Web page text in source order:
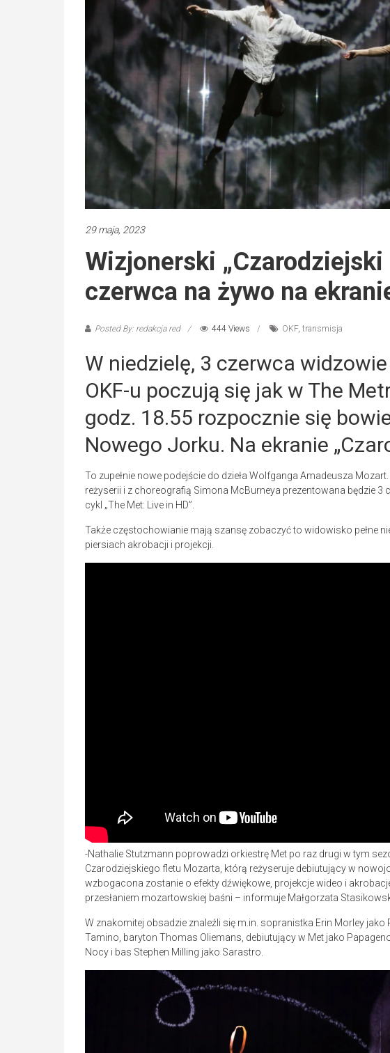
29 maja, 2023
Wizjonerski „Czarodziejski
czerwca na żywo na
Posted By: redakcja red 444 Views OKF, transmisja
W niedzielę, 3 czerwca
OKF-u poczują się jak w The
godz. 18.55 rozpocznie się
Nowego Jorku. Na ekranie
To zupełnie nowe podejście do dzieła Wolfganga Amadeusza
reżyserii i z choreografią Simona McBurneya prezentowana będzie
cykl „The Met: Live in HD”.
Także częstochowianie mają szansę zobaczyć to widowisko pełne
piersiach akrobacji i projekcji.
-Nathalie Stutzmann poprowadzi orkiestrę Met po raz drugi w tym
Czarodziejskiego fletu Mozarta, którą reżyseruje debiutujący w
wzbogacona zostanie o efekty dźwiękowe, projekcje wideo i
przesłaniem mozartowskiej baśni – informuje Małgorzata
W znakomitej obsadzie znaleźli się m.in. sopranistka Erin Morley
Tamino, baryton Thomas Oliemans, debiutujący w Met jako
Nocy i bas Stephen Milling jako Sarastro.